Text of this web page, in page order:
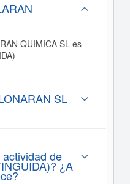
QUIMICA SL es
SL
de
¿A